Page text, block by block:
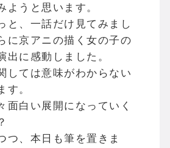
ようと思います。
と、一話だけ見てみまし
に京アニの描く女の子の
出に感動しました。
しては意味がわからない
す。
面白い展開になっていく
つ、本日も筆を置きま